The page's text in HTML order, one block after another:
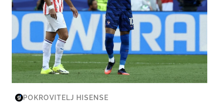
POKROVITELJ HISENSE